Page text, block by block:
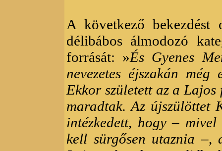
A következő bekezdést
délibábos álmodozó
forrását: »És Gyenes
nevezetes éjszakán
Ekkor született az a
maradtak. Az újszülöttet
intézkedett, hogy–
kell sürgősen utaznia–,